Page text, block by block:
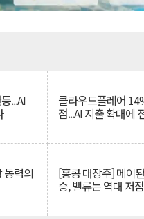
...AI 클라우드플레어
점...AI 지출 확대에
력의 [홍콩 대장주] 메이
승, 밸류는 역대 저점